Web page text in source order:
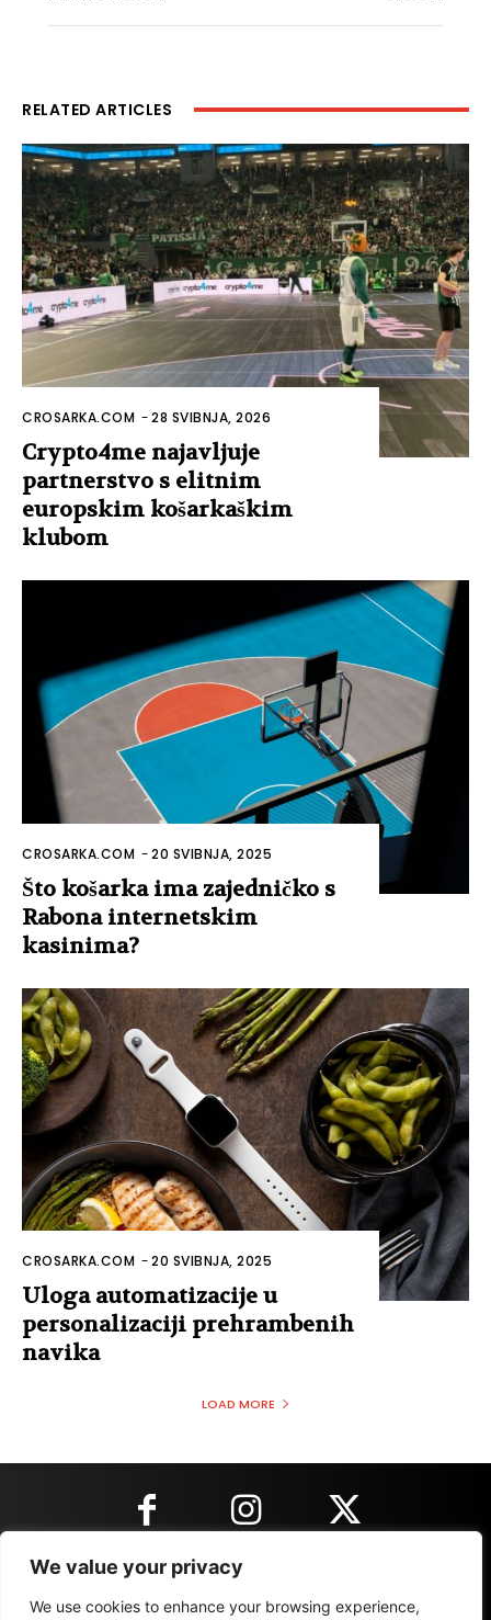
We value your privacy
We use cookies to enhance your browsing experience,
RELATED ARTICLES
CROSARKA.COM -28 SVIBNJA, 2026
Crypto4me najavljuje
partnerstvo s elitnim
europskim košarkaškim
klubom
CROSARKA.COM -20 SVIBNJA, 2025
Što košarka ima zajedničko s
Rabona internetskim
kasinima?
CROSARKA.COM -20 SVIBNJA, 2025
Uloga automatizacije u
personalizaciji prehrambenih
navika
LOAD MORE
KONTAKT INFORMACIJE